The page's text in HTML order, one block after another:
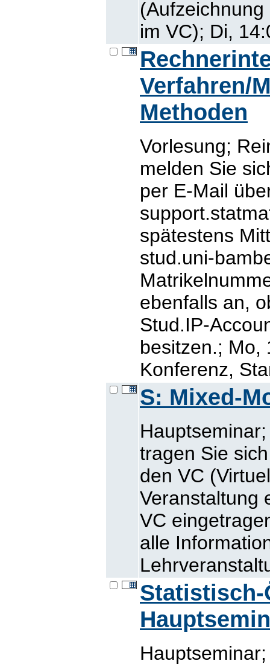
im VC); Di,
Verfahren/
Methoden
Vorlesung;
melden Sie
per E-Mail
spätestens
stud.uni-
ebenfalls an,
Stud.IP-
besitzen.; Mo,
Konferenz,
S: Mixed-
tragen Sie
den VC
Veranstaltung
VC
alle